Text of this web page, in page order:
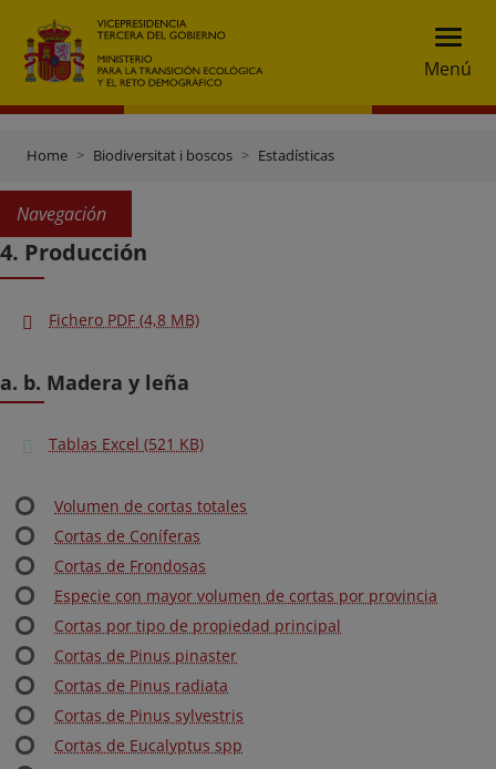
Menú
Home Biodiversitat i boscos Estadísticas
Navegación
4. Producción
Fichero PDF (4,8 MB)
a. b. Madera y leña
Tablas Excel (521 KB)
Volumen de cortas totales
Cortas de Coníferas
Cortas de Frondosas
Especie con mayor volumen de cortas por provincia
Cortas por tipo de propiedad principal
Cortas de Pinus pinaster
Cortas de Pinus radiata
Cortas de Pinus sylvestris
Cortas de Eucalyptus spp